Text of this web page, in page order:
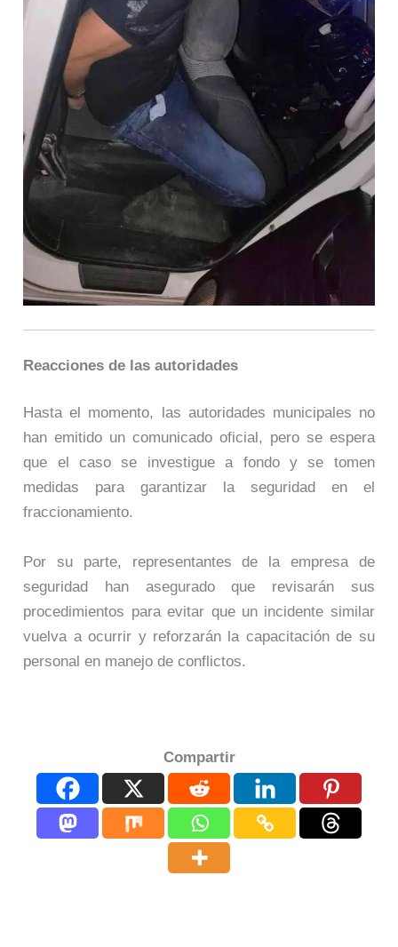
Reacciones de las autoridades
Hasta el momento, las autoridades municipales no
han emitido un comunicado oficial, pero se espera
que el caso se investigue a fondo y se tomen
medidas para garantizar la seguridad en el
fraccionamiento.
Por su parte, representantes de la empresa de
seguridad han asegurado que revisarán sus
procedimientos para evitar que un incidente similar
vuelva a ocurrir y reforzarán la capacitación de su
personal en manejo de conflictos.
Compartir